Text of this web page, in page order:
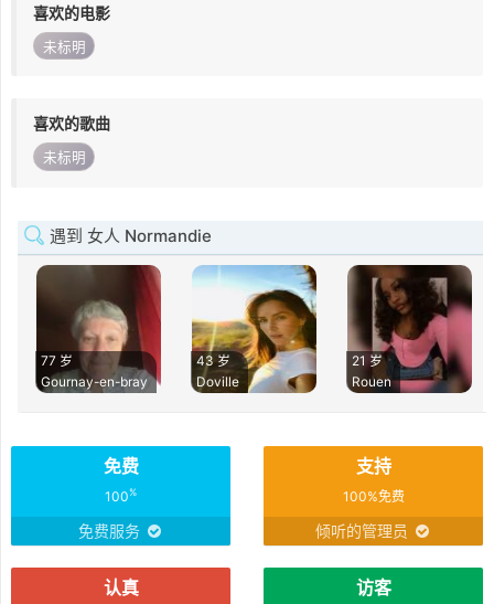
喜欢的电影
未标明
喜欢的歌曲
未标明
遇到 女人 Normandie
77 岁
Gournay-en-bray
43 岁
Doville
21 岁
Rouen
免费
100%
免费服务
支持
100%免费
倾听的管理员
认真 访客